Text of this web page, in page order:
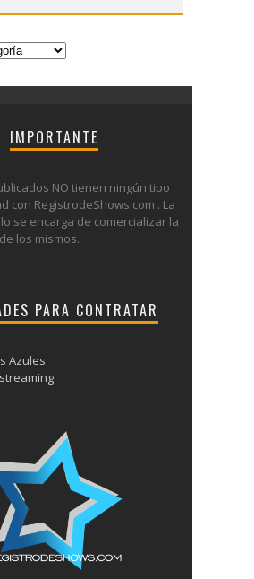
IMPORTANTE
NO tienen ningún tipo
con RegistrodeShows.com . La
se encarga de comercializar la
los mismos.
PARA CONTRATAR
Azules